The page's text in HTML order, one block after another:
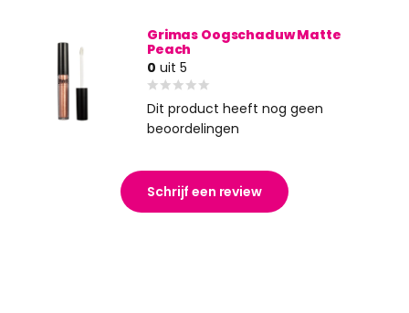
Grimas Oogschaduw Matte
Peach
0 uit 5
Dit product heeft nog geen
beoordelingen
Schrijf een review